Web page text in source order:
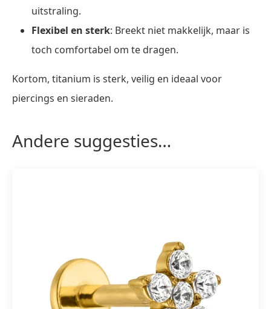
uitstraling.
Flexibel en sterk: Breekt niet makkelijk, maar is
toch comfortabel om te dragen.
Kortom, titanium is sterk, veilig en ideaal voor
piercings en sieraden.
Andere suggesties…